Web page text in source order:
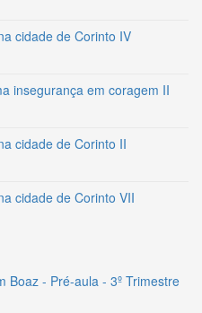
cidade de Corinto IV
insegurança em coragem II
cidade de Corinto II
cidade de Corinto VII
Boaz - Pré-aula - 3º Trimestre